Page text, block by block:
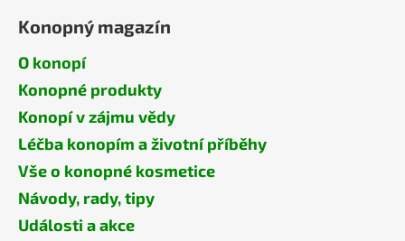
Konopný magazín
O konopí
Konopné produkty
Konopí v zájmu vědy
Léčba konopím a životní příběhy
Vše o konopné kosmetice
Návody, rady, tipy
Události a akce